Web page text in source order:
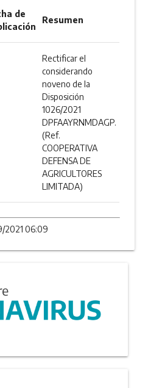
de
Resumen
Rectificar el
considerando
noveno de la
Disposición
1026/2021
DPFAAYRNMDAGP.
(Ref.
COOPERATIVA
DEFENSA DE
AGRICULTORES
LIMITADA)
2021 06:09